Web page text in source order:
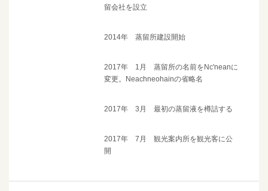
留会社を設立
2014年 蒸留所建設開始
2017年 1月 蒸留所の名前をNc'neanに
変更。Neachneohainの省略名
2017年 3月 最初の蒸留液を樽詰する
2017年 7月 観光案内所を観光客に公
開